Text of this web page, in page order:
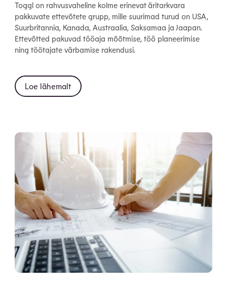
Toggl on rahvusvaheline kolme erinevat äritarkvara
pakkuvate ettevõtete grupp, mille suurimad turud on USA,
Suurbritannia, Kanada, Austraalia, Saksamaa ja Jaapan.
Ettevõtted pakuvad tööaja mõõtmise, töö planeerimise
ning töötajate värbamise rakendusi.
Loe lähemalt